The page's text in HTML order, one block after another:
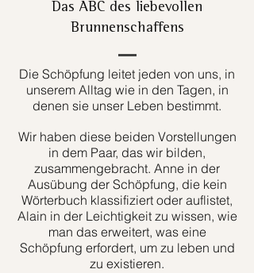
Das ABC des liebevollen
Brunnenschaffens
Die Schöpfung leitet jeden von uns, in
unserem Alltag wie in den Tagen, in
denen sie unser Leben bestimmt.
Wir haben diese beiden Vorstellungen
in dem Paar, das wir bilden,
zusammengebracht. Anne in der
Ausübung der Schöpfung, die kein
Wörterbuch klassifiziert oder auflistet,
Alain in der Leichtigkeit zu wissen, wie
man das erweitert, was eine
Schöpfung erfordert, um zu leben und
zu existieren.